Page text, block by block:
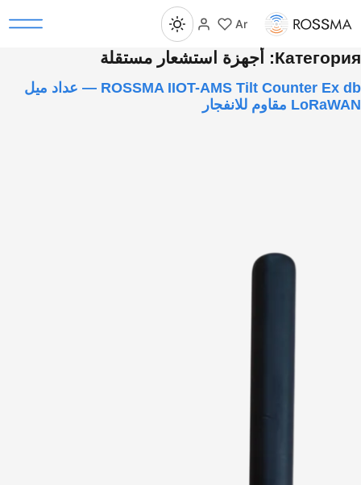
Ar
Категория: أجهزة استشعار مستقلة
ROSSMA IIOT-AMS Tilt Counter Ex db — عداد ميل
LoRaWAN مقاوم للانفجار